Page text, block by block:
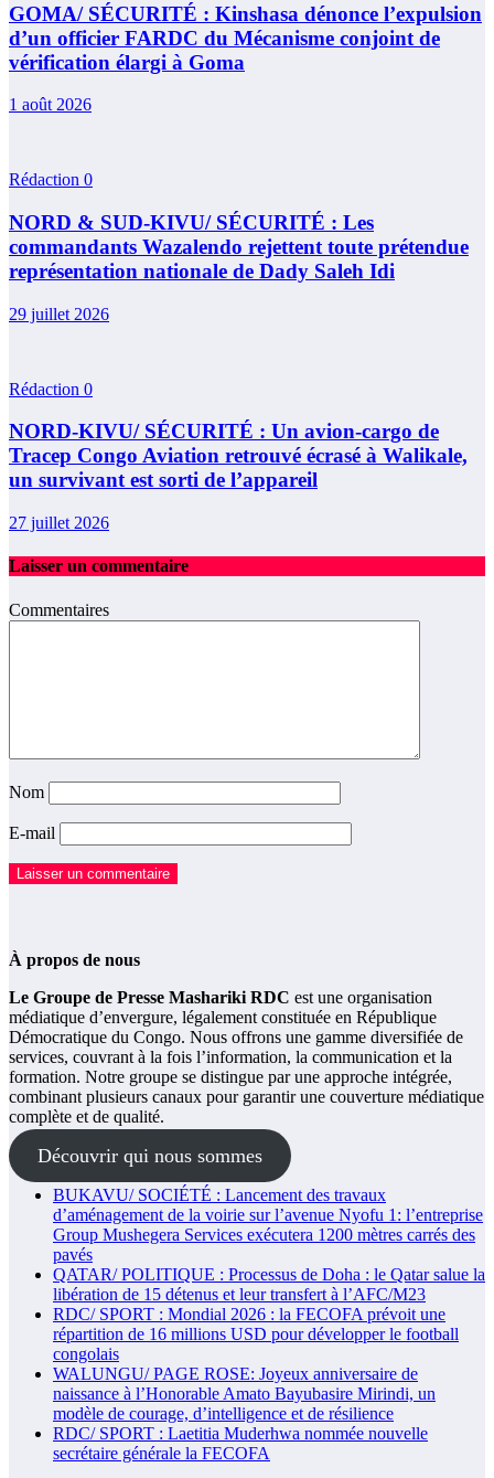
GOMA/ SÉCURITÉ : Kinshasa dénonce l’expulsion
d’un officier FARDC du Mécanisme conjoint de
vérification élargi à Goma
1 août 2026
Rédaction 0
NORD & SUD-KIVU/ SÉCURITÉ : Les
commandants Wazalendo rejettent toute prétendue
représentation nationale de Dady Saleh Idi
29 juillet 2026
Rédaction 0
NORD-KIVU/ SÉCURITÉ : Un avion-cargo de
Tracep Congo Aviation retrouvé écrasé à Walikale,
un survivant est sorti de l’appareil
27 juillet 2026
Laisser un commentaire
Commentaires
Nom
E-mail
À propos de nous
Le Groupe de Presse Mashariki RDC est une organisation
médiatique d’envergure, légalement constituée en République
Démocratique du Congo. Nous offrons une gamme diversifiée de
services, couvrant à la fois l’information, la communication et la
formation. Notre groupe se distingue par une approche intégrée,
combinant plusieurs canaux pour garantir une couverture médiatique
complète et de qualité.
Découvrir qui nous sommes
BUKAVU/ SOCIÉTÉ : Lancement des travaux
d’aménagement de la voirie sur l’avenue Nyofu 1: l’entreprise
Group Mushegera Services exécutera 1200 mètres carrés des
pavés
QATAR/ POLITIQUE : Processus de Doha : le Qatar salue la
libération de 15 détenus et leur transfert à l’AFC/M23
RDC/ SPORT : Mondial 2026 : la FECOFA prévoit une
répartition de 16 millions USD pour développer le football
congolais
WALUNGU/ PAGE ROSE: Joyeux anniversaire de
naissance à l’Honorable Amato Bayubasire Mirindi, un
modèle de courage, d’intelligence et de résilience
RDC/ SPORT : Laetitia Muderhwa nommée nouvelle
secrétaire générale la FECOFA